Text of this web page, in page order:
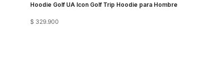
Hoodie Golf UA Icon Golf Trip Hoodie para Hombre
$ 329.900